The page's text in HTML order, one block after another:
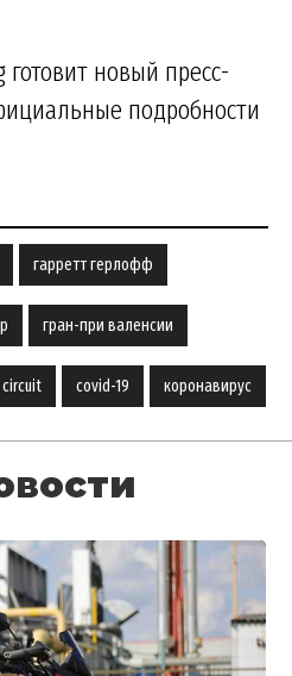
готовит новый пресс-
подробности
гарретт герлофф
гран-при валенсии
covid-19 коронавирус